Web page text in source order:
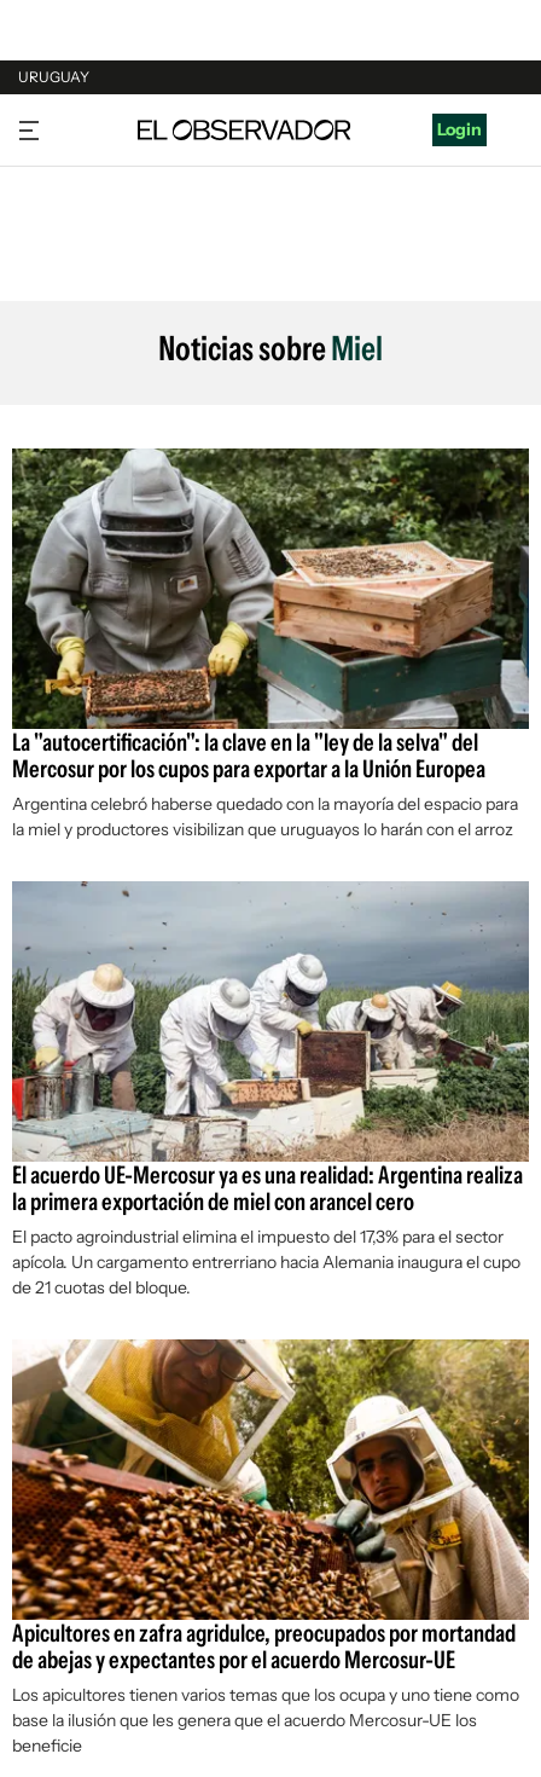
URUGUAY
URUGUAY
ARGENTINA
Login
Noticias sobreMiel
La "autocertificación": la clave en la "ley de la selva" del
Mercosur por los cupos para exportar a la Unión Europea
Argentina celebró haberse quedado con la mayoría del espacio para
la miel y productores visibilizan que uruguayos lo harán con el arroz
El acuerdo UE-Mercosur ya es una realidad: Argentina realiza
la primera exportación de miel con arancel cero
El pacto agroindustrial elimina el impuesto del 17,3% para el sector
apícola. Un cargamento entrerriano hacia Alemania inaugura el cupo
de 21 cuotas del bloque.
Apicultores en zafra agridulce, preocupados por mortandad
de abejas y expectantes por el acuerdo Mercosur-UE
Los apicultores tienen varios temas que los ocupa y uno tiene como
base la ilusión que les genera que el acuerdo Mercosur-UE los
beneficie